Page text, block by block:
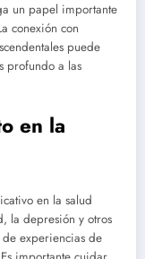
un papel importante
conexión con
puede
profundo a las
en la
en la salud
la depresión y otros
experiencias de